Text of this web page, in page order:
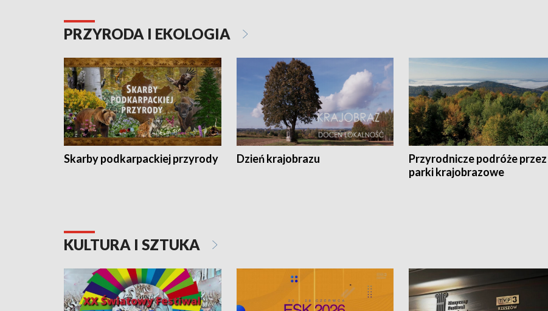
PRZYRODA I EKOLOGIA
Skarby podkarpackiej przyrody Dzień krajobrazu
Przyrodnicze podróże przez
parki krajobrazowe
KULTURA I SZTUKA